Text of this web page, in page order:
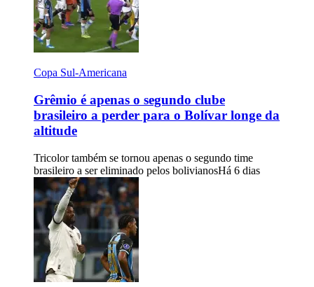
Copa Sul-Americana
Grêmio é apenas o segundo clube
brasileiro a perder para o Bolívar longe da
altitude
Tricolor também se tornou apenas o segundo time
brasileiro a ser eliminado pelos bolivianosHá 6 dias